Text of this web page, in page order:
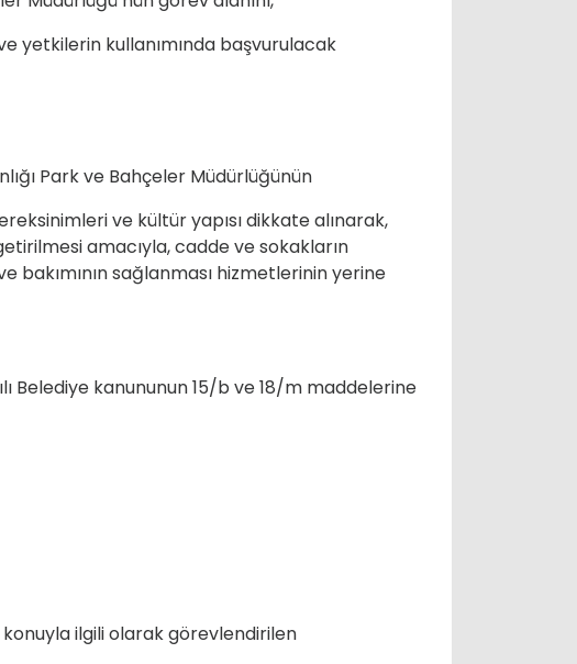
yetkilerin kullanımında başvurulacak
Park ve Bahçeler Müdürlüğünün
ve kültür yapısı dikkate alınarak,
amacıyla, cadde ve sokakların
bakımının sağlanması hizmetlerinin yerine
Belediye kanununun 15/b ve 18/m maddelerine
konuyla ilgili olarak görevlendirilen